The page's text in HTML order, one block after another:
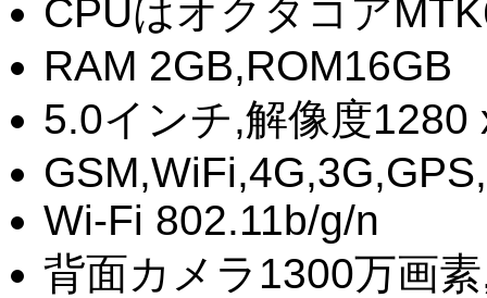
CPUはオクタコア
RAM 2GB,ROM16GB
5.0インチ,解像度1280
Wi-Fi 802.11b/g/n
背面カメラ1300万画